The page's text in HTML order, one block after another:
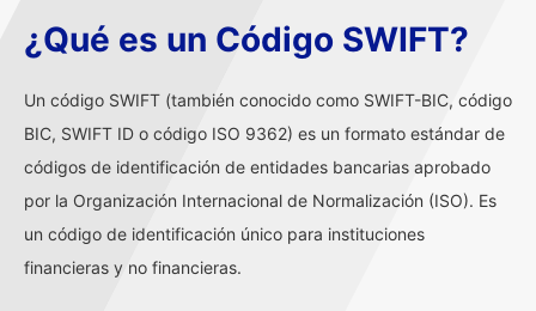
¿Qué es un Código SWIFT?
Un código SWIFT (también conocido como SWIFT-BIC, código
BIC, SWIFT ID o código ISO 9362) es un formato estándar de
códigos de identificación de entidades bancarias aprobado
por la Organización Internacional de Normalización (ISO). Es
un código de identificación único para instituciones
financieras y no financieras.